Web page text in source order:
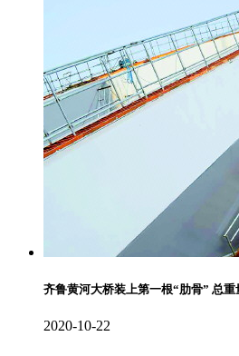
齐鲁黄河大桥装上第一根“肋骨” 总
2020-10-22